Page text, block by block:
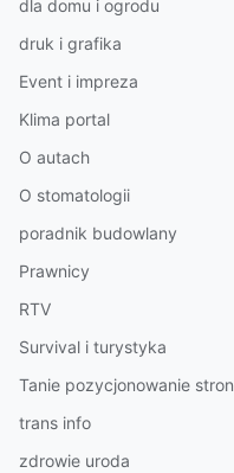
dla domu i ogrodu
druk i grafika
Event i impreza
Klima portal
O autach
O stomatologii
poradnik budowlany
Prawnicy
RTV
Survival i turystyka
Tanie pozycjonowanie stron
trans info
zdrowie uroda